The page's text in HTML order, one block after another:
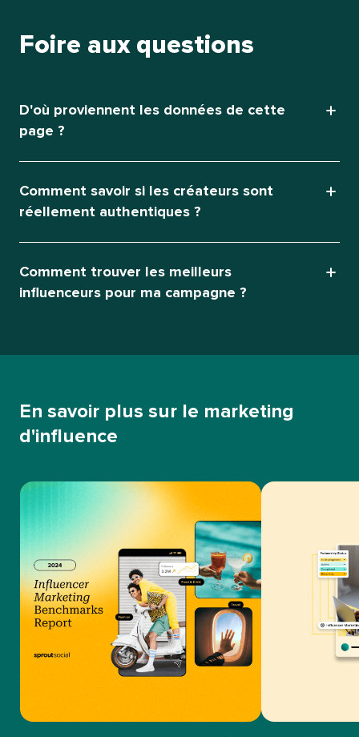
Foire aux questions​​
D'où proviennent les données de cette
page ?​​
Comment savoir si les créateurs sont
réellement authentiques ?​​
Comment trouver les meilleurs
influenceurs pour ma campagne ?​​
En savoir plus sur le marketing
d'influence​​